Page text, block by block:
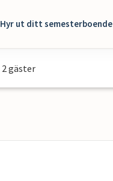
Hyr ut ditt semesterboende
2 gäster